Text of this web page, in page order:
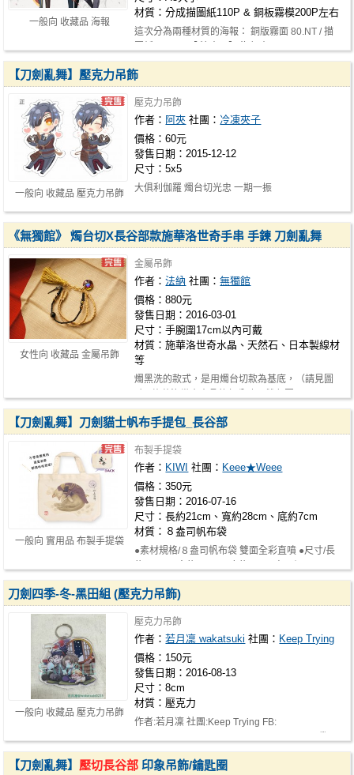
一般向 收藏品 海報
材質：分成描圖紙110P & 銅板霧模200P左右
這次分為兩種材質的海報： 銅版霧面 80.NT / 描
一般向 收藏品 壓克力吊飾
【刀劍亂舞】壓克力吊飾
壓克力吊飾
作者： 阿夾 社團： 冷凍夾子
價格：60元
發售日期：2015-12-12
尺寸：5x5
大俱利伽羅 燭台切光忠 一期一振
女性向 收藏品 金屬吊飾
《無獨館》 燭台切X長谷部款施華洛世奇手串 手鍊 刀劍亂舞
金屬吊飾
作者：法納 社團：無獨館
價格：880元
發售日期：2016-03-01
尺寸：手腕圍17cm以內可戴
材質：施華洛世奇水晶、天然石、日本製線材
等
燭黑洗的款式，是用燭台切款為基底，（請見圖
一般向 實用品 布製手提袋
【刀劍亂舞】刀劍貓士帆布手提包_長谷部
布製手提袋
作者： KIWI 社團： Keee★Weee
價格：350元
發售日期：2016-07-16
尺寸：長約21cm、寬約28cm、底約7cm
材質：８盎司帆布袋
●素材規格/８盎司帆布袋 雙面全彩直噴 ●尺寸/長
一般向 收藏品 壓克力吊飾
刀劍四季-冬-黑田組 (壓克力吊飾)
壓克力吊飾
作者：若月凜 wakatsuki 社團： Keep Trying
價格：150元
發售日期：2016-08-13
尺寸：8cm
材質：壓克力
作者:若月凜 社團:Keep Trying FB:
【刀劍亂舞】 壓切長谷部 印象吊飾/鑰匙圈